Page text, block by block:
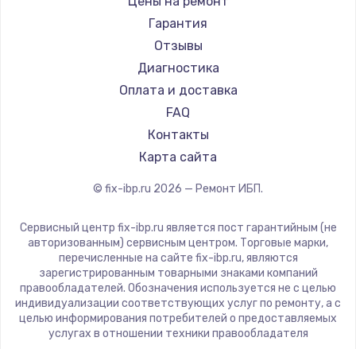
Гарантия
Отзывы
Диагностика
Оплата и доставка
FAQ
Контакты
Карта сайта
© fix-ibp.ru 2026 — Ремонт ИБП.
Сервисный центр fix-ibp.ru является пост гарантийным (не
авторизованным) сервисным центром. Торговые марки,
перечисленные на сайте fix-ibp.ru, являются
зарегистрированным товарными знаками компаний
правообладателей. Обозначения используется не с целью
индивидуализации соответствующих услуг по ремонту, а с
целью информирования потребителей о предоставляемых
услугах в отношении техники правообладателя